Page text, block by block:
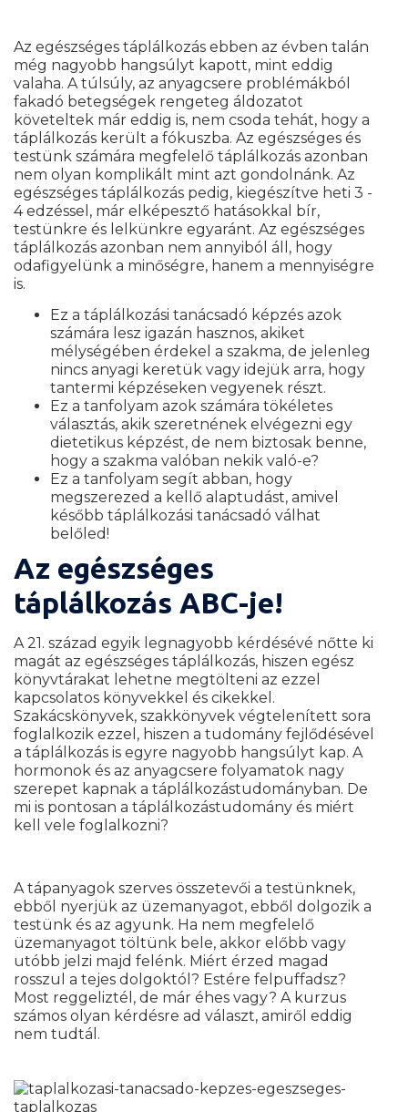
Az egészséges táplálkozás ebben az évben talán
még nagyobb hangsúlyt kapott, mint eddig
valaha. A túlsúly, az anyagcsere problémákból
fakadó betegségek rengeteg áldozatot
követeltek már eddig is, nem csoda tehát, hogy a
táplálkozás került a fókuszba. Az egészséges és
testünk számára megfelelő táplálkozás azonban
nem olyan komplikált mint azt gondolnánk. Az
egészséges táplálkozás pedig, kiegészítve heti 3 -
4 edzéssel, már elképesztő hatásokkal bír,
testünkre és lelkünkre egyaránt. Az egészséges
táplálkozás azonban nem annyiból áll, hogy
odafigyelünk a minőségre, hanem a mennyiségre
is.
Ez a táplálkozási tanácsadó képzés azok
számára lesz igazán hasznos, akiket
mélységében érdekel a szakma, de jelenleg
nincs anyagi keretük vagy idejük arra, hogy
tantermi képzéseken vegyenek részt.
Ez a tanfolyam azok számára tökéletes
választás, akik szeretnének elvégezni egy
dietetikus képzést, de nem biztosak benne,
hogy a szakma valóban nekik való-e?
Ez a tanfolyam segít abban, hogy
megszerezed a kellő alaptudást, amivel
később táplálkozási tanácsadó válhat
belőled!
Az egészséges
táplálkozás ABC-je!
A 21. század egyik legnagyobb kérdésévé nőtte ki
magát az egészséges táplálkozás, hiszen egész
könyvtárakat lehetne megtölteni az ezzel
kapcsolatos könyvekkel és cikekkel.
Szakácskönyvek, szakkönyvek végtelenített sora
foglalkozik ezzel, hiszen a tudomány fejlődésével
a táplálkozás is egyre nagyobb hangsúlyt kap. A
hormonok és az anyagcsere folyamatok nagy
szerepet kapnak a táplálkozástudományban. De
mi is pontosan a táplálkozástudomány és miért
kell vele foglalkozni?
A tápanyagok szerves összetevői a testünknek,
ebből nyerjük az üzemanyagot, ebből dolgozik a
testünk és az agyunk. Ha nem megfelelő
üzemanyagot töltünk bele, akkor előbb vagy
utóbb jelzi majd felénk. Miért érzed magad
rosszul a tejes dolgoktól? Estére felpuffadsz?
Most reggeliztél, de már éhes vagy? A kurzus
számos olyan kérdésre ad választ, amiről eddig
nem tudtál.